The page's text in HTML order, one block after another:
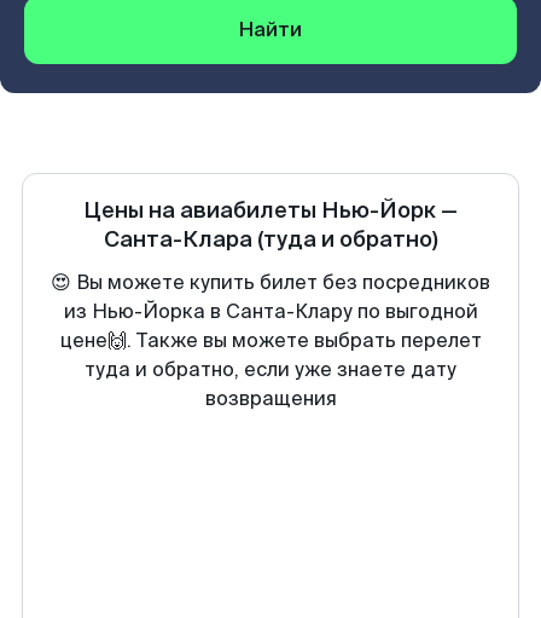
Найти
Цены на авиабилеты Нью-Йорк —
Санта-Клара (туда и обратно)
😍 Вы можете купить билет без посредников
из Нью-Йорка в Санта-Клару по выгодной
цене🙌. Также вы можете выбрать перелет
туда и обратно, если уже знаете дату
возвращения